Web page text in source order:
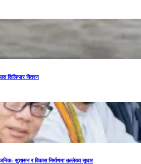
सिलिन्डर वितरण
सुशासन र विकास निर्माणमा उल्लेख्य सुधार